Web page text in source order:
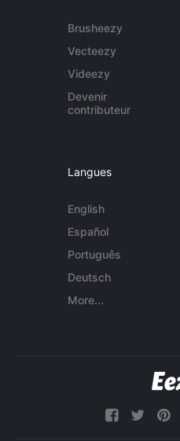
Brusheezy
Vecteezy
Videezy
Devenir
contributeur
Langues
English
Español
Português
Deutsch
More...